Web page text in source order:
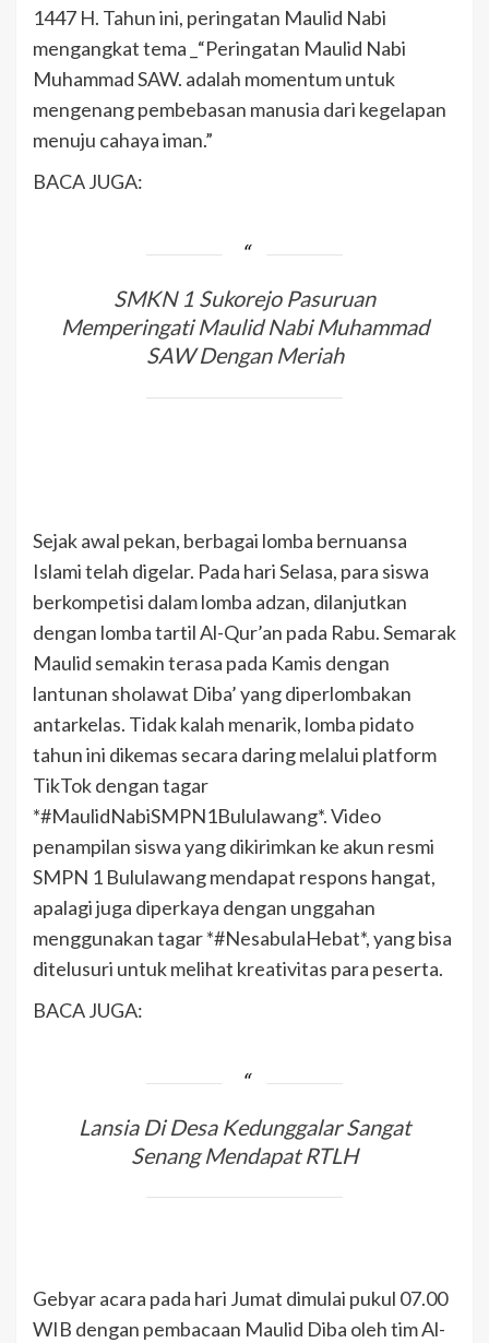
1447 H. Tahun ini, peringatan Maulid Nabi
mengangkat tema _“Peringatan Maulid Nabi
Muhammad SAW. adalah momentum untuk
mengenang pembebasan manusia dari kegelapan
menuju cahaya iman.”
BACA JUGA:
SMKN 1 Sukorejo Pasuruan
Memperingati Maulid Nabi Muhammad
SAW Dengan Meriah
Sejak awal pekan, berbagai lomba bernuansa
Islami telah digelar. Pada hari Selasa, para siswa
berkompetisi dalam lomba adzan, dilanjutkan
dengan lomba tartil Al-Qur’an pada Rabu. Semarak
Maulid semakin terasa pada Kamis dengan
lantunan sholawat Diba’ yang diperlombakan
antarkelas. Tidak kalah menarik, lomba pidato
tahun ini dikemas secara daring melalui platform
TikTok dengan tagar
*#MaulidNabiSMPN1Bululawang*. Video
penampilan siswa yang dikirimkan ke akun resmi
SMPN 1 Bululawang mendapat respons hangat,
apalagi juga diperkaya dengan unggahan
menggunakan tagar *#NesabulaHebat*, yang bisa
ditelusuri untuk melihat kreativitas para peserta.
BACA JUGA:
Lansia Di Desa Kedunggalar Sangat
Senang Mendapat RTLH
Gebyar acara pada hari Jumat dimulai pukul 07.00
WIB dengan pembacaan Maulid Diba oleh tim Al-